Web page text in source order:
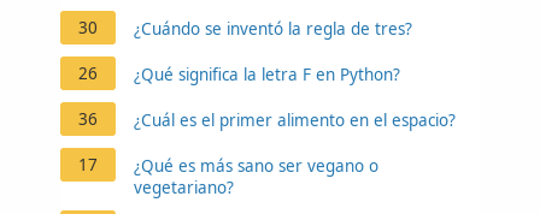
30
¿Cuándo se inventó la regla de tres?
26 ¿Qué significa la letra F en Python?
36 ¿Cuál es el primer alimento en el espacio?
17
¿Qué es más sano ser vegano o
vegetariano?